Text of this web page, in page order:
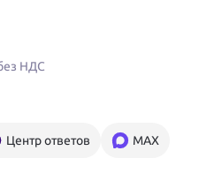
НДС
Центр ответов MAX